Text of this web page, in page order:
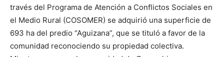
través del Programa de Atención a Conflictos Sociales en
el Medio Rural (COSOMER) se adquirió una superficie de
693 ha del predio “Aguizana”, que se tituló a favor de la
comunidad reconociendo su propiedad colectiva.